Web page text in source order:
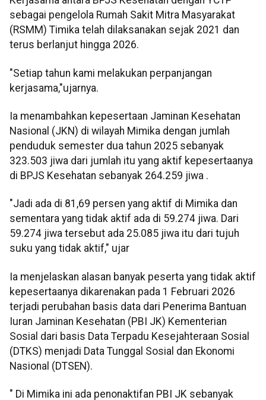
sebagai pengelola Rumah Sakit Mitra Masyarakat
(RSMM) Timika telah dilaksanakan sejak 2021 dan
terus berlanjut hingga 2026.
"Setiap tahun kami melakukan perpanjangan
kerjasama,"ujarnya.
Ia menambahkan kepesertaan Jaminan Kesehatan
Nasional (JKN) di wilayah Mimika dengan jumlah
penduduk semester dua tahun 2025 sebanyak
323.503 jiwa dari jumlah itu yang aktif kepesertaanya
di BPJS Kesehatan sebanyak 264.259 jiwa .
"Jadi ada di 81,69 persen yang aktif di Mimika dan
sementara yang tidak aktif ada di 59.274 jiwa. Dari
59.274 jiwa tersebut ada 25.085 jiwa itu dari tujuh
suku yang tidak aktif," ujar
Ia menjelaskan alasan banyak peserta yang tidak aktif
kepesertaanya dikarenakan pada 1 Februari 2026
terjadi perubahan basis data dari Penerima Bantuan
Iuran Jaminan Kesehatan (PBI JK) Kementerian
Sosial dari basis Data Terpadu Kesejahteraan Sosial
(DTKS) menjadi Data Tunggal Sosial dan Ekonomi
Nasional (DTSEN).
" Di Mimika ini ada penonaktifan PBI JK sebanyak